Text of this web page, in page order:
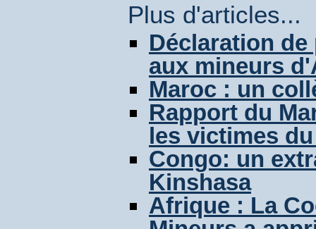
Plus d'articles...
Déclaration
aux mineurs
Maroc : un
Rapport du
les victimes
Congo: un
Kinshasa
Afrique : La